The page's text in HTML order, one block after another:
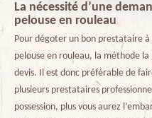
La nécessité d’une
pelouse en rouleau
Pour dégoter un bon prestataire
pelouse en rouleau, la méthode
devis. Il est donc préférable de
plusieurs prestataires
possession, plus vous aurez